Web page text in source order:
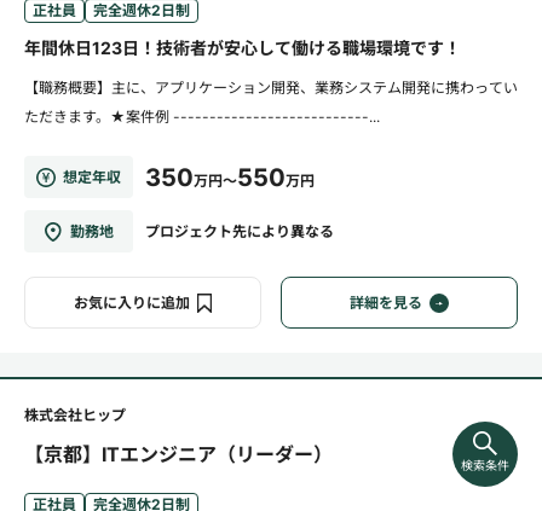
正社員 完全週休2日制
年間休日123日！技術者が安心して働ける職場環境です！
【職務概要】主に、アプリケーション開発、業務システム開発に携わってい
ただきます。★案件例 ---------------------------...
想定年収 350万円～550万円
勤務地 プロジェクト先により異なる
お気に入りに追加 詳細を見る
株式会社ヒップ
【京都】ITエンジニア（リーダー）
正社員 完全週休2日制
検索条件